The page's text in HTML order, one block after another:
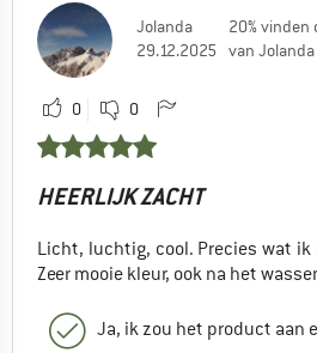
Jolanda
29.12.2025
20% vinden
van
0 0
HEERLIJK ZACHT
Licht, luchtig, cool. Precies wat ik
Zeer mooie kleur, ook na het
Ja, ik zou het product aan